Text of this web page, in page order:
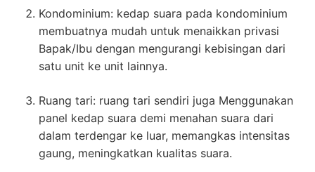
Kondominium: kedap suara pada kondominium
membuatnya mudah untuk menaikkan privasi
Bapak/Ibu dengan mengurangi kebisingan dari
satu unit ke unit lainnya.
Ruang tari: ruang tari sendiri juga Menggunakan
panel kedap suara demi menahan suara dari
dalam terdengar ke luar, memangkas intensitas
gaung, meningkatkan kualitas suara.